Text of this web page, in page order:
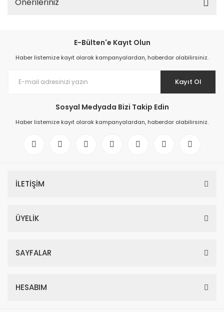
E-Bülten'e Kayıt Olun
Haber listemize kayıt olarak kampanyalardan, haberdar olabilirsiniz.
Kayıt Ol
Sosyal Medyada Bizi Takip Edin
Haber listemize kayıt olarak kampanyalardan, haberdar olabilirsiniz.
İLETİŞİM
ÜYELİK
SAYFALAR
HESABIM